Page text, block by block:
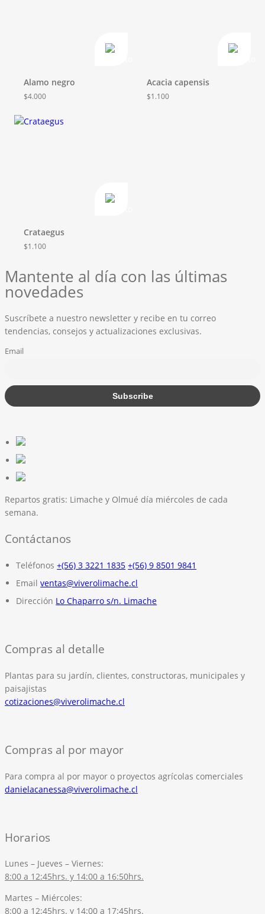
Alamo negro
$4.000
Acacia capensis
$1.100
Crataegus
$1.100
Mantente al día con las últimas
novedades
Suscríbete a nuestro newsletter y recibe en tu correo
tendencias, consejos y actualizaciones exclusivas.
Email
Repartos gratis: Limache y Olmué día miércoles de cada
semana.
Contáctanos
Teléfonos +(56) 3 3221 1835 +(56) 9 8501 9841
Email ventas@viverolimache.cl
Dirección Lo Chaparro s/n. Limache
Compras al detalle
Plantas para su jardín, clientes, constructoras, municipales y
paisajistas
cotizaciones@viverolimache.cl
Compras al por mayor
Para compra al por mayor o proyectos agrícolas comerciales
danielacanessa@viverolimache.cl
Horarios
Lunes – Jueves – Viernes:
8:00 a 12:45hrs. y 14:00 a 16:50hrs.
Martes – Miércoles:
8:00 a 12:45hrs. y 14:00 a 17:45hrs.